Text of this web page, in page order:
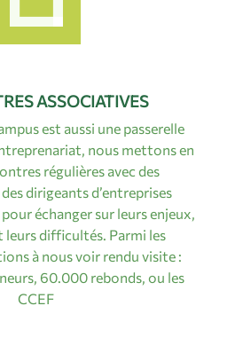
ASSOCIATIVES
est aussi une passerelle
nous mettons en
régulières avec des
dirigeants d’entreprises
échanger sur leurs enjeux,
leurs difficultés. Parmi les
à nous voir rendu visite :
60.000 rebonds, ou les
CCEF